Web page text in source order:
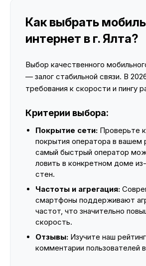
Как выбрать
интернет в г. Ялта?
Выбор качественного
— залог стабильной связи. В
требования к скорости и пингу
Критерии выбора:
Покрытие сети: Проверьте
покрытия оператора в вашем
самый быстрый оператор
ловить в конкретном доме
стен.
Частоты и агрегация:
смартфоны поддерживают
частот, что значительно
скорость.
Отзывы: Изучите наш
комментарии пользователей